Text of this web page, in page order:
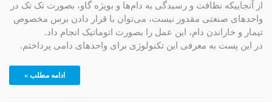
از آنجاییکه نظافت و رسیدگی به دام‌ها و بویژه گاو، بصورت تک تک در
واحدهای صنعتی مقدور نیست، می‌توان با قرار دادن برس مخصوص
تیمار و خاراندن دام، این عمل را بصورت اتوماتیک انجام داد.
در این پست به معرفی این تکنولوژی برای واحدهای دامی پرداختم.
ادامه مطلب »